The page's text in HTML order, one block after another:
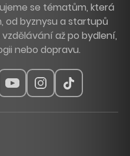
se tématům, která
od byznysu a startupů
až po bydlení,
nebo dopravu.